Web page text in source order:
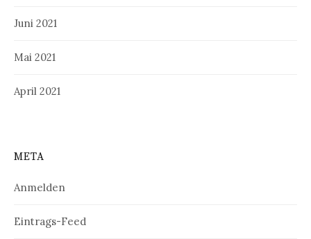
Juni 2021
Mai 2021
April 2021
META
Anmelden
Eintrags-Feed